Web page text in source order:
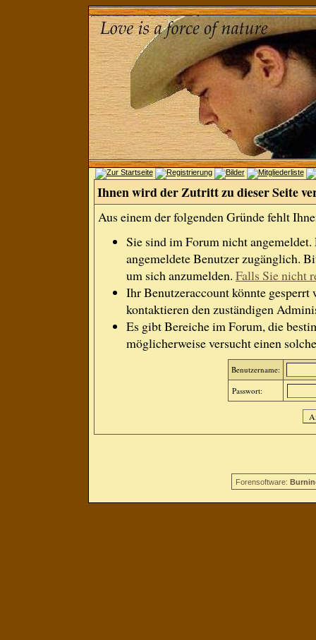
Ihnen wird der Zutritt zu dieser Seite
Aus einem der folgenden Gründe fehlt
Sie sind im Forum nicht
angemeldete Benutzer zugänglich.
um sich anzumelden. Falls Sie nicht
Ihr Benutzeraccount könnte gesperrt
kontaktieren den zuständigen
Es gibt Bereiche im Forum, die
möglicherweise versucht einen
Benutzername:
Passwort:
Forensoftware: